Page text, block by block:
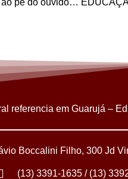
pé do ouvido…
referencia em Guarujá –
Boccalini Filho, 300 Jd
(13) 3391-1635 / (13)